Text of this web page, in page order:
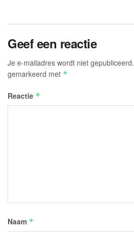
Geef een reactie
Je e-mailadres wordt niet gepubliceerd.
gemarkeerd met *
Reactie *
Naam *